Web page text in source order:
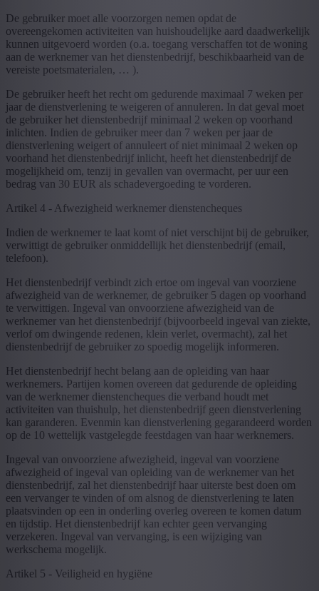
De gebruiker moet alle voorzorgen nemen opdat de
overeengekomen activiteiten van huishoudelijke aard daadwerkelijk
kunnen uitgevoerd worden (o.a. toegang verschaffen tot de woning
aan de werknemer van het dienstenbedrijf, beschikbaarheid van de
vereiste poetsmaterialen, … ).
De gebruiker heeft het recht om gedurende maximaal 7 weken per
jaar de dienstverlening te weigeren of annuleren. In dat geval moet
de gebruiker het dienstenbedrijf minimaal 2 weken op voorhand
inlichten. Indien de gebruiker meer dan 7 weken per jaar de
dienstverlening weigert of annuleert of niet minimaal 2 weken op
voorhand het dienstenbedrijf inlicht, heeft het dienstenbedrijf de
mogelijkheid om, tenzij in gevallen van overmacht, per uur een
bedrag van 30 EUR als schadevergoeding te vorderen.
Artikel 4 - Afwezigheid werknemer dienstencheques
Indien de werknemer te laat komt of niet verschijnt bij de gebruiker,
verwittigt de gebruiker onmiddellijk het dienstenbedrijf (email,
telefoon).
Het dienstenbedrijf verbindt zich ertoe om ingeval van voorziene
afwezigheid van de werknemer, de gebruiker 5 dagen op voorhand
te verwittigen. Ingeval van onvoorziene afwezigheid van de
werknemer van het dienstenbedrijf (bijvoorbeeld ingeval van ziekte,
verlof om dwingende redenen, klein verlet, overmacht), zal het
dienstenbedrijf de gebruiker zo spoedig mogelijk informeren.
Het dienstenbedrijf hecht belang aan de opleiding van haar
werknemers. Partijen komen overeen dat gedurende de opleiding
van de werknemer dienstencheques die verband houdt met
activiteiten van thuishulp, het dienstenbedrijf geen dienstverlening
kan garanderen. Evenmin kan dienstverlening gegarandeerd worden
op de 10 wettelijk vastgelegde feestdagen van haar werknemers.
Ingeval van onvoorziene afwezigheid, ingeval van voorziene
afwezigheid of ingeval van opleiding van de werknemer van het
dienstenbedrijf, zal het dienstenbedrijf haar uiterste best doen om
een vervanger te vinden of om alsnog de dienstverlening te laten
plaatsvinden op een in onderling overleg overeen te komen datum
en tijdstip. Het dienstenbedrijf kan echter geen vervanging
verzekeren. Ingeval van vervanging, is een wijziging van
werkschema mogelijk.
Artikel 5 - Veiligheid en hygiëne